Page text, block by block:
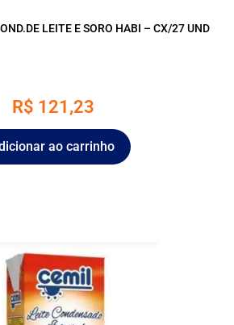
LEITE E SORO HABI – CX/27 UND
R$ 121,23
ao carrinho